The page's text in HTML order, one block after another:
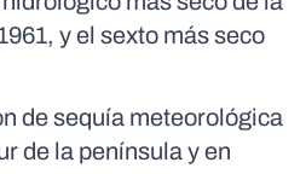
y el sexto más seco
de sequía meteorológica
de la península y en